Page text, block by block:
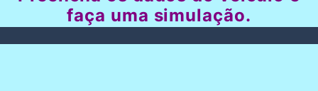
faça uma simulação.